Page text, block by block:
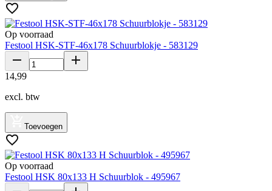
Op voorraad
Festool HSK-STF-46x178 Schuurblokje - 583129
14,99
excl. btw
Toevoegen
Op voorraad
Festool HSK 80x133 H Schuurblok - 495967